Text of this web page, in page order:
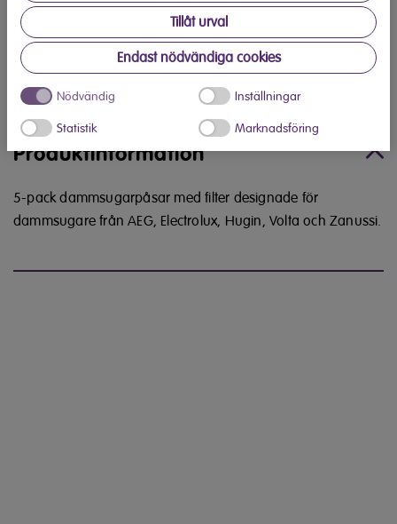
Tillåt urval
Endast nödvändiga cookies
Nödvändig Inställningar
Statistik Marknadsföring
Hitta din närmaste Elon-butik
Produktinformation
5-pack dammsugarpåsar med filter designade för
dammsugare från AEG, Electrolux, Hugin, Volta och Zanussi.